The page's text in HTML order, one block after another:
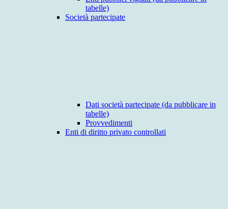
tabelle)
Società partecipate
Dati società partecipate (da pubblicare in
tabelle)
Provvedimenti
Enti di diritto privato controllati